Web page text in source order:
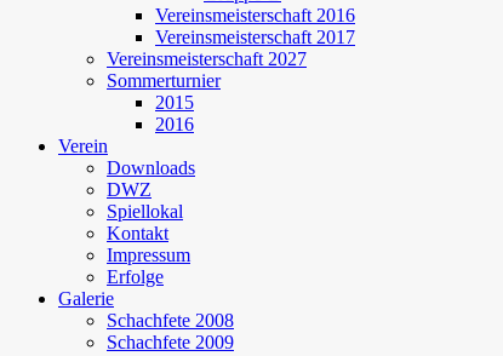
Vereinsmeisterschaft 2016
Vereinsmeisterschaft 2017
Vereinsmeisterschaft 2027
Sommerturnier
2015
2016
Verein
Downloads
DWZ
Spiellokal
Kontakt
Impressum
Erfolge
Galerie
Schachfete 2008
Schachfete 2009